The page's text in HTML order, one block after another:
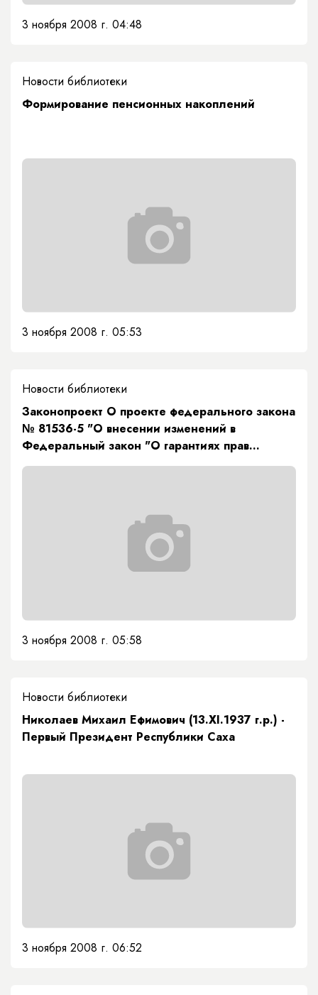
3 ноября 2008 г. 04:48
Новости библиотеки
Формирование пенсионных накоплений
3 ноября 2008 г. 05:53
Новости библиотеки
Законопроект О проекте федерального закона
№ 81536-5 "О внесении изменений в
Федеральный закон "О гарантиях прав
коренных малочисленных народов Российской
3 ноября 2008 г. 05:58
Новости библиотеки
Николаев Михаил Ефимович (13.ХI.1937 г.р.) -
Первый Президент Республики Саха
3 ноября 2008 г. 06:52